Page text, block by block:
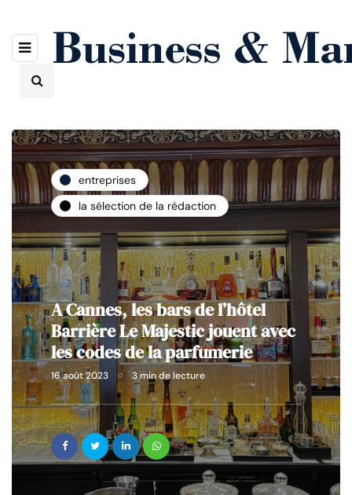
entreprises
la sélection de la rédaction
A Cannes, les bars de l’hôtel
Barrière Le Majestic jouent avec
les codes de la parfumerie
16 août 2023 3 min de lecture